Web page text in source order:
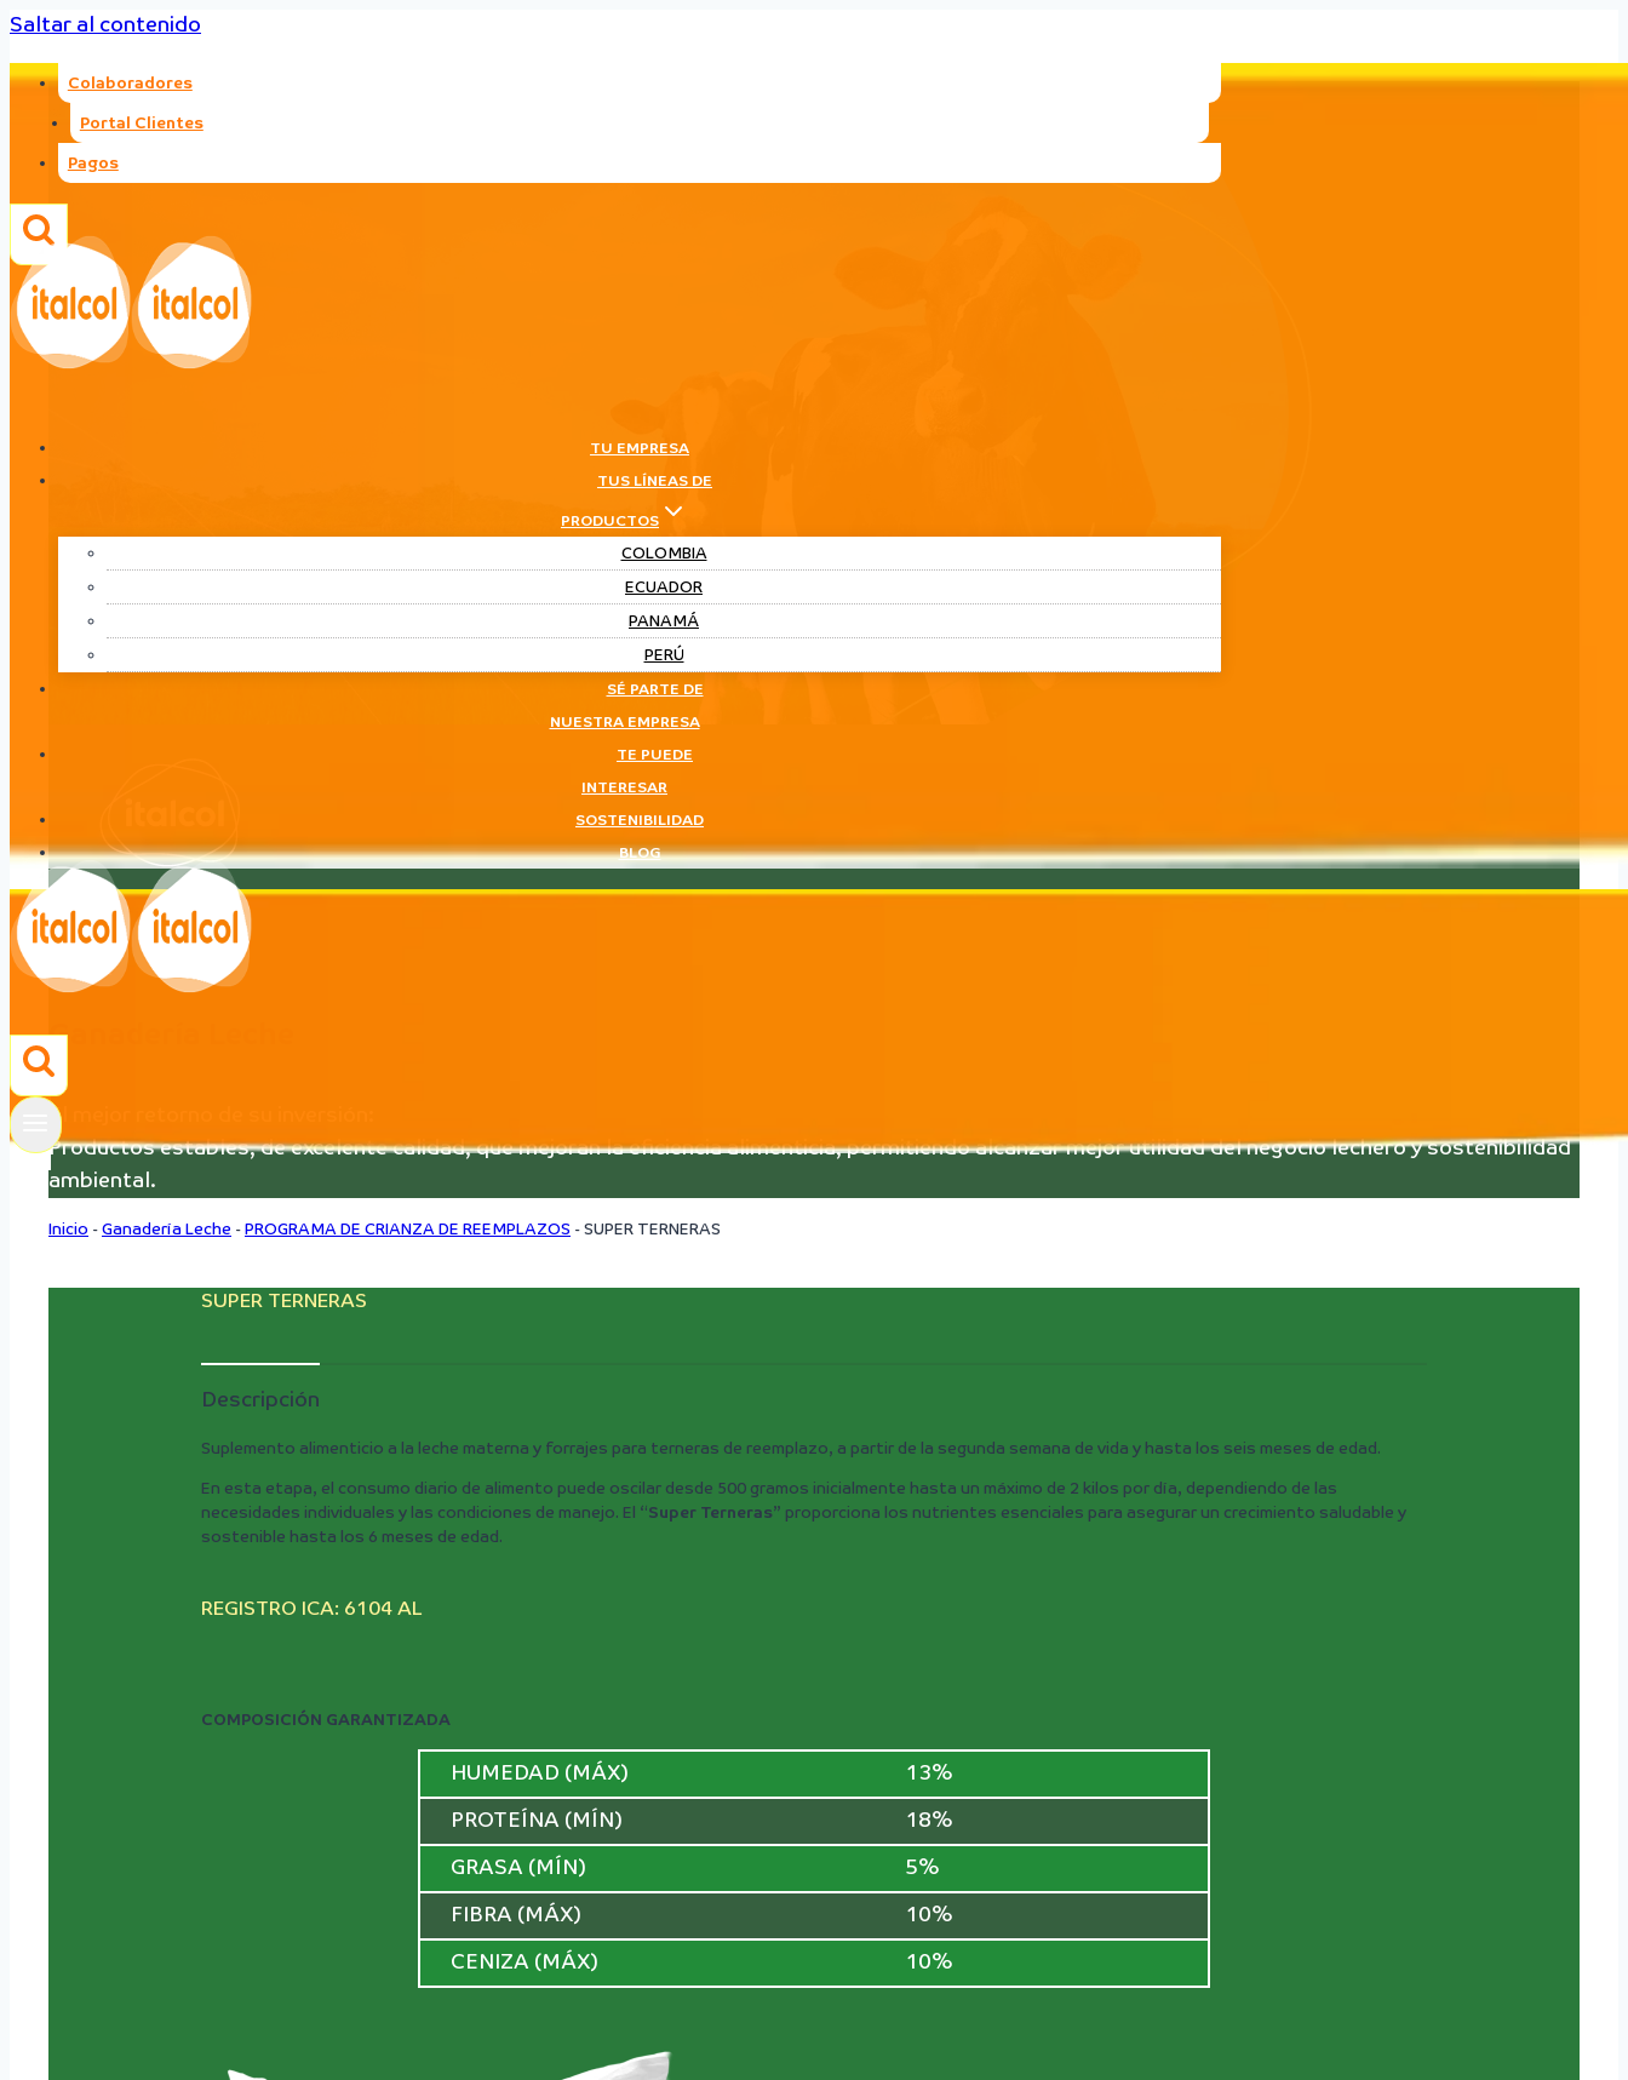
Saltar al contenido
Colaboradores
Portal Clientes
Pagos
TU EMPRESA
TUS LÍNEAS DE
PRODUCTOS
COLOMBIA
ECUADOR
PANAMÁ
PERÚ
SÉ PARTE DE
NUESTRA EMPRESA
TE PUEDE
INTERESAR
SOSTENIBILIDAD
BLOG
Ganadería Leche
LÍNEA
Ganadería Leche
El mejor retorno de su inversión:
Productos estables, de excelente calidad, que mejoran la eficiencia alimenticia, permitiendo alcanzar mejor utilidad del negocio lechero y sostenibilidad
ambiental.
Inicio - Ganadería Leche - PROGRAMA DE CRIANZA DE REEMPLAZOS - SUPER TERNERAS
SUPER TERNERAS
Descripción
Suplemento alimenticio a la leche materna y forrajes para terneras de reemplazo, a partir de la segunda semana de vida y hasta los seis meses de edad.
En esta etapa, el consumo diario de alimento puede oscilar desde 500 gramos inicialmente hasta un máximo de 2 kilos por día, dependiendo de las
necesidades individuales y las condiciones de manejo. El “Super Terneras” proporciona los nutrientes esenciales para asegurar un crecimiento saludable y
sostenible hasta los 6 meses de edad.
REGISTRO ICA: 6104 AL
COMPOSICIÓN GARANTIZADA
HUMEDAD (MÁX) 13%
PROTEÍNA (MÍN) 18%
GRASA (MÍN) 5%
FIBRA (MÁX) 10%
CENIZA (MÁX) 10%